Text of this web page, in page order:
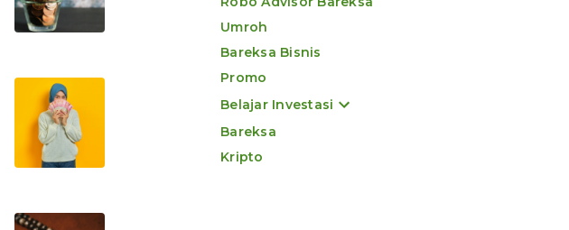
Umroh
Bareksa Bisnis
Promo
Belajar Investasi
Bareksa
Kripto